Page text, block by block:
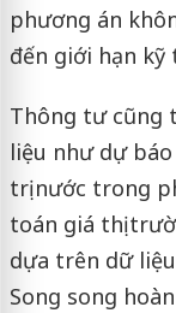
phương án
đến giới hạn
Thông tư cũng
liệu như dự
trị nước trong
toán giá thị
dựa trên dữ
Song song